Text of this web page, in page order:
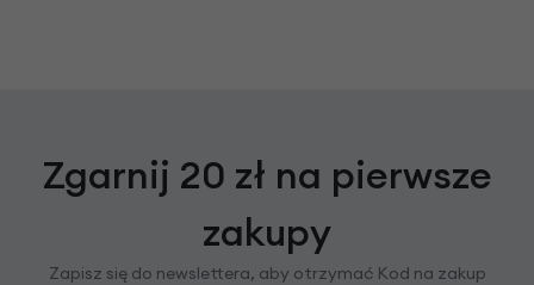
Zgarnij 20 zł na pierwsze
zakupy
Zapisz się do newslettera, aby otrzymać Kod na zakup